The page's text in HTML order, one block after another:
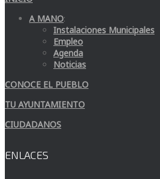
A MANO:
Instalaciones Municipales
Empleo
Agenda
Noticias
CONOCE EL PUEBLO
TU AYUNTAMIENTO
CIUDADANOS
ENLACES